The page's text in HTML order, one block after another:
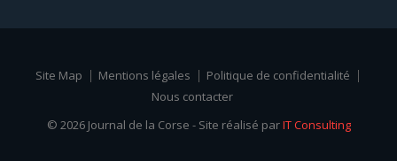
Site Map Mentions légales
Politique de confidentialité
Nous contacter
© 2026 Journal de la Corse - Site réalisé parIT Consulting